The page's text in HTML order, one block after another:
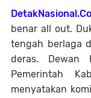
benar all out.
tengah berlaga
deras. Dewan
Pemerintah
menyatakan